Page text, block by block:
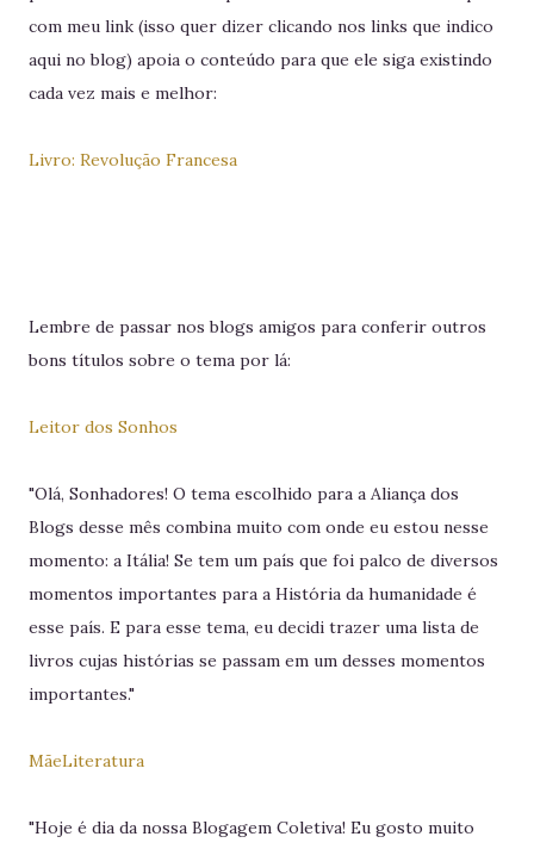
com meu link (isso quer dizer clicando nos links que indico
aqui no blog) apoia o conteúdo para que ele siga existindo
cada vez mais e melhor:
Livro: Revolução Francesa
Lembre de passar nos blogs amigos para conferir outros
bons títulos sobre o tema por lá:
Leitor dos Sonhos
"Olá, Sonhadores! O tema escolhido para a Aliança dos
Blogs desse mês combina muito com onde eu estou nesse
momento: a Itália! Se tem um país que foi palco de diversos
momentos importantes para a História da humanidade é
esse país. E para esse tema, eu decidi trazer uma lista de
livros cujas histórias se passam em um desses momentos
importantes."
MãeLiteratura
"Hoje é dia da nossa Blogagem Coletiva! Eu gosto muito